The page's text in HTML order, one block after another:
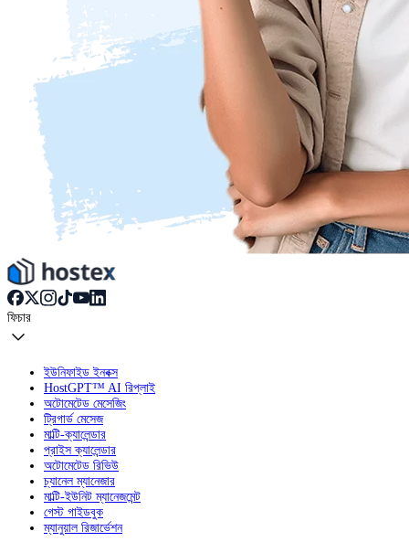
ফিচার
ইউনিফাইড ইনবক্স
HostGPT™ AI রিপ্লাই
অটোমেটেড মেসেজিং
ট্রিগার্ড মেসেজ
মাল্টি-ক্যালেন্ডার
প্রাইস ক্যালেন্ডার
অটোমেটেড রিভিউ
চ্যানেল ম্যানেজার
মাল্টি-ইউনিট ম্যানেজমেন্ট
গেস্ট গাইডবুক
ম্যানুয়াল রিজার্ভেশন